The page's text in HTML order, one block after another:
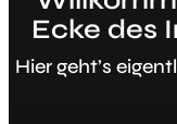
Ecke des
Hier geht’s